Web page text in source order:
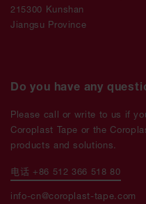
215300 Kunshan
Jiangsu Province
Do you have any
Please call or write to us if
Coroplast Tape or the
products and solutions.
电话 +86 512 366 518 80
info-cn@coroplast-tape.com